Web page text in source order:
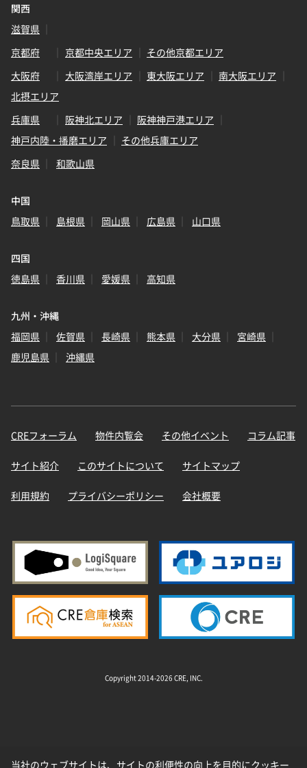
関西
滋賀県
京都府
京都中央エリア
その他京都エリア
大阪府
大阪湾岸エリア 東大阪エリア
南大阪エリア
北摂エリア
兵庫県
阪神北エリア
阪神神戸港エリア
神戸内陸・播磨エリア
その他兵庫エリア
奈良県
和歌山県
中国
鳥取県
島根県 岡山県 広島県 山口県
四国
徳島県
香川県 愛媛県 高知県
九州・沖縄
福岡県
佐賀県 長崎県 熊本県 大分県
宮崎県
鹿児島県
沖縄県
CREフォーラム 物件内覧会 その他イベント コラム記事
サイト紹介 このサイトについて サイトマップ
利用規約 プライバシーポリシー 会社概要
Copyright 2014-2026 CRE, INC.
当社のウェブサイトは、サイトの利便性の向上を目的にクッキー